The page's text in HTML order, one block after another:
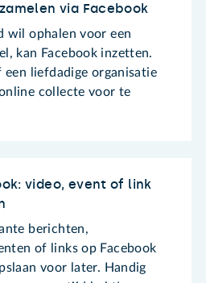
via Facebook
wil ophalen voor een
kan Facebook inzetten.
een liefdadige organisatie
collecte voor te
video, event of link
berichten,
of links op Facebook
voor later. Handig